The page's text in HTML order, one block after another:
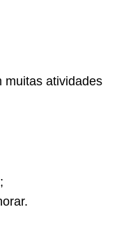
muitas atividades